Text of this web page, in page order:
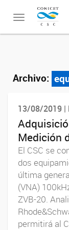
Toggle
Archivo:
13/08/2019 |
Medición
El CSC se
dos
última
(VNA)
ZVB-20.
permitirá al